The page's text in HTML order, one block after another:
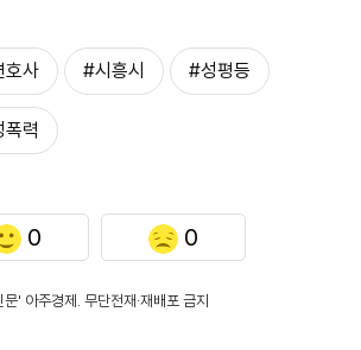
호사 #시흥시 #성평등
력
0 0
' 아주경제. 무단전재·재배포 금지